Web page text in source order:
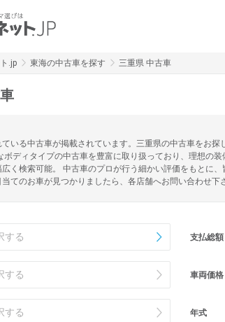
.jp 東海の中古車を探す 三重県 中古車
いる中古車が掲載されています。三重県の中古車をお
ボディタイプの中古車を豊富に取り扱っており、理想の
く検索可能。 中古車のプロが行う細かい評価をもとに
てのお車が見つかりましたら、各店舗へお問い合わせ下
する
する
する
支払総額
車両価格
年式